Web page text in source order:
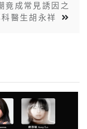
竟成常見誘因之
醫生胡永祥